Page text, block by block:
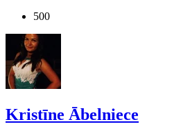
500
Kristīne Ābelniece